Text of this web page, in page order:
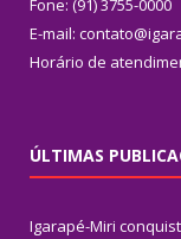
Fone: (91) 3755-0000
E-mail:
Horário de
ÚLTIMAS
Igarapé-Miri